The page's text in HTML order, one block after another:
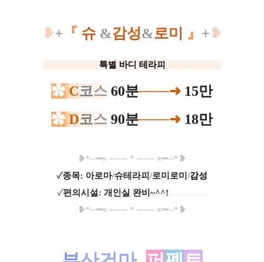
❥+ 『 슈 &감성&로미 』 +❥
특별 바디 테라피
✿ C코스 60분───➜ 15만
✿ D코스 90분───➜ 18만
❥*─━≡ ──~ * ~── ≡━─*❥
✓종목: 아로마/슈테라피 /로미로미 /감성
✓편의시설: 개인실 완비~^^!
❥*─━≡ ──~ * ~── ≡━─*❥